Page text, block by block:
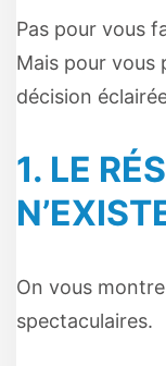
Pas pour vous
Mais pour vous
décision
1. LE
On vous
spectaculaires.